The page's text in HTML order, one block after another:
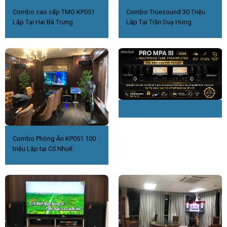
Combo cao cấp TMG KP051
Lắp Tại Hai Bà Trưng
Combo Truesound 30 Triệu.
Lắp Tại Trần Duy Hưng
Combo Phòng Ăn KP051 100
triệu Lắp tại Cổ Nhuế.